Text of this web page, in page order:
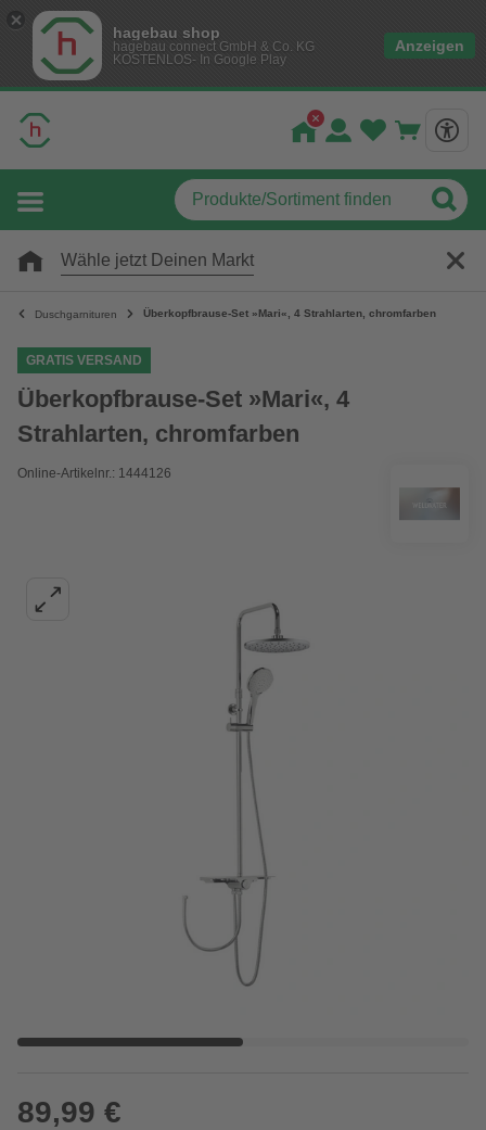
hagebau shop
hagebau connect GmbH & Co. KG
KOSTENLOS- In Google Play
Anzeigen
Wähle jetzt Deinen Markt
Duschgarnituren Überkopfbrause-Set »Mari«, 4 Strahlarten, chromfarben
GRATIS VERSAND
Überkopfbrause-Set »Mari«, 4
Strahlarten, chromfarben
Online-Artikelnr.: 1444126
89,99 €